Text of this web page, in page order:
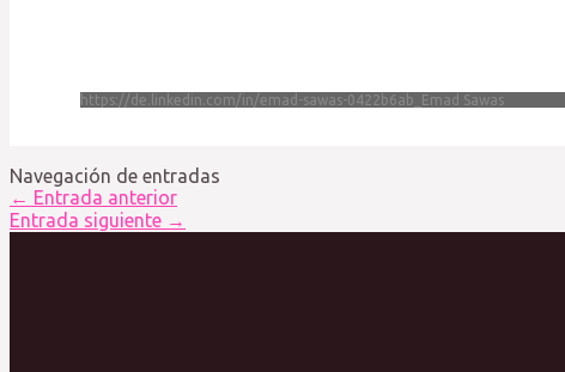
https://de.linkedin.com/in/emad-sawas-0422b6ab_Emad Sawas
Navegación de entradas
← Entrada anterior
Entrada siguiente →